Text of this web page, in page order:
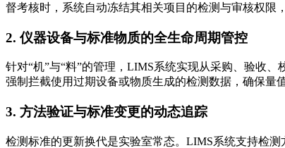
督考核时，系统自动冻结其相关项目的检测与审核权限
2. 仪器设备与标准物质的全生命周期管控
针对“机”与“料”的管理，LIMS系统实现从采购、验收
强制拦截使用过期设备或物质生成的检测数据，确保量
3. 方法验证与标准变更的动态追踪
检测标准的更新换代是实验室常态。LIMS系统支持检